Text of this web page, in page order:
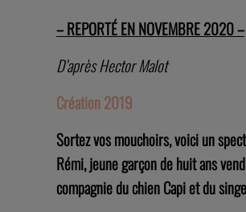
– REPORTÉ EN NOVEMBRE 2020 –
D’après Hector Malot
Création 2019
Sortez vos mouchoirs, voici un
Rémi,jeune garçon de huit ans
compagnie du chien Capi et du